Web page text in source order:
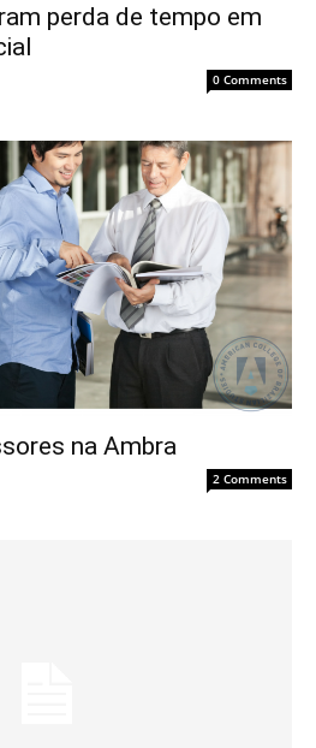
perda de tempo em
0 Comments
na Ambra
2 Comments